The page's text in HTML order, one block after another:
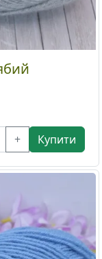
+ Купити